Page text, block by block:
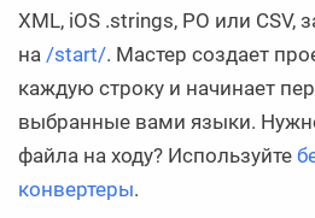
XML, iOS .strings, PO или CSV,
на /start/. Мастер создает
каждую строку и начинает
выбранные вами языки.
файла на ходу? Используйте
конвертеры.